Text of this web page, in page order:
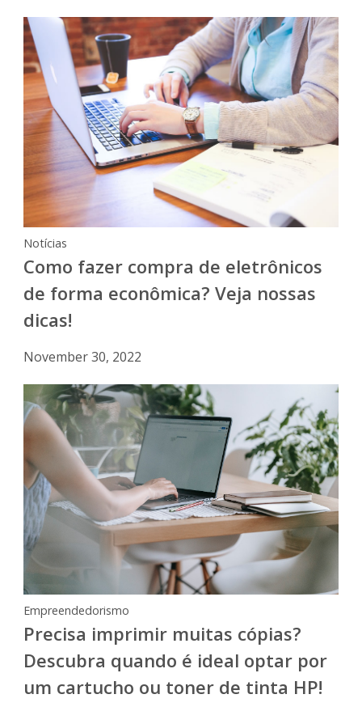
Notícias
Como fazer compra de eletrônicos
de forma econômica? Veja nossas
dicas!
November 30, 2022
Empreendedorismo
Precisa imprimir muitas cópias?
Descubra quando é ideal optar por
um cartucho ou toner de tinta HP!